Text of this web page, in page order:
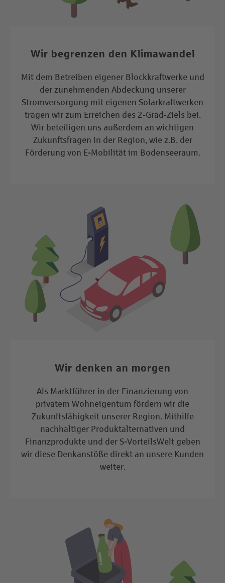
Wir begrenzen den Klimawandel
Mit dem Betreiben eigener Blockkraftwerke und
der zunehmenden Abdeckung unserer
Stromversorgung mit eigenen Solarkraftwerken
tragen wir zum Erreichen des 2-Grad-Ziels bei.
Wir beteiligen uns außerdem an wichtigen
Zukunftsfragen in der Region, wie z.B. der
Förderung von E-Mobilität im Bodenseeraum.
Wir denken an morgen
Als Marktführer in der Finanzierung von
privatem Wohneigentum fördern wir die
Zukunftsfähigkeit unserer Region. Mithilfe
nachhaltiger Produktalternativen und
Finanzprodukte und der S-VorteilsWelt geben
wir diese Denkanstöße direkt an unsere Kunden
weiter.